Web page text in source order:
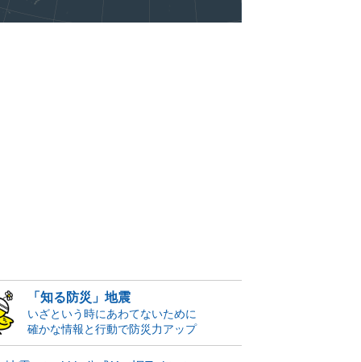
「知る防災」地震
いざという時にあわてないために
確かな情報と行動で防災力アップ